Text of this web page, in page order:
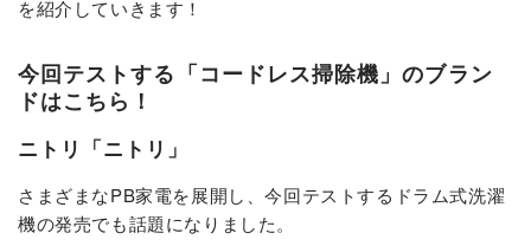
を紹介していきます！
今回テストする「コードレス掃除機」のブラン
ドはこちら！
ニトリ「ニトリ」
さまざまなPB家電を展開し、今回テストするドラム式洗濯
機の発売でも話題になりました。